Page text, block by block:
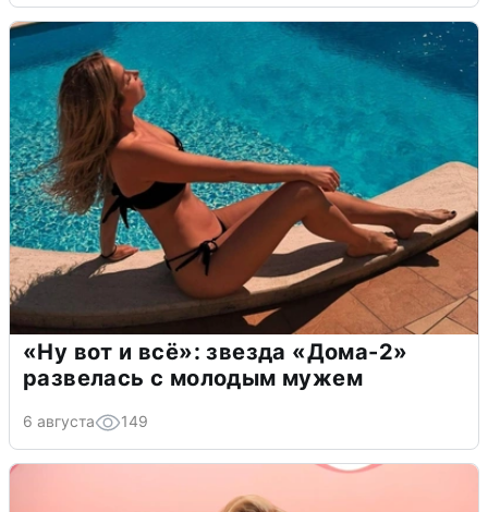
«Ну вот и всё»: звезда «Дома-2»
развелась с молодым мужем
6 августа 149